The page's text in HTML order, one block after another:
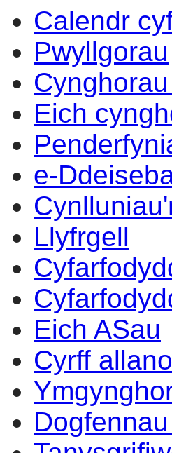
Calendr
Pwyllgorau
Eich
e-
Llyfrgell
Eich ASau
Cyrff